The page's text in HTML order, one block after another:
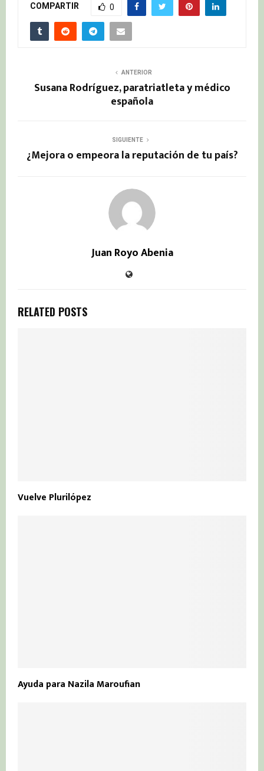
COMPARTIR 0
ANTERIOR
Susana Rodríguez, paratriatleta y médico
española
SIGUIENTE
¿Mejora o empeora la reputación de tu país?
Juan Royo Abenia
RELATED POSTS
Vuelve Plurilópez
Ayuda para Nazila Maroufian